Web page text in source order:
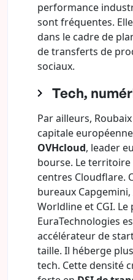
performance
sont fréquentes.
dans le cadre de
de transferts de
sociaux.
Tech,
Par ailleurs,
capitale
OVHcloud, leader
bourse. Le territoire
centres Cloudflare.
bureaux
Worldline et CGI. Le
EuraTechnologies
accélérateur de
taille. Il héberge
tech. Cette densité